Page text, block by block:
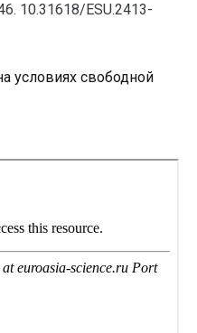
10.31618/ESU.2413-
условиях свободной